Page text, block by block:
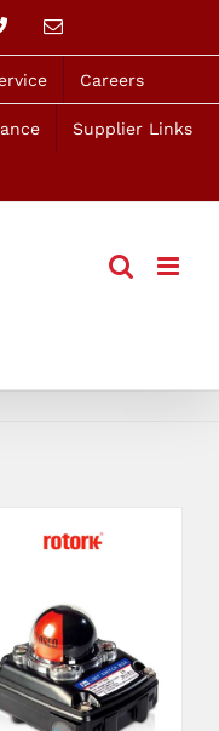
PhoneEmail
Careers
Supplier Links
DETAILS